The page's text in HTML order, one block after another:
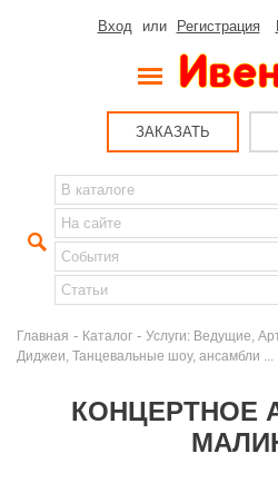
Вход или Регистрация
ЗАКАЗАТЬ
Главная - Каталог - Услуги: Ведущие,
Диджеи, Танцевальные шоу, ансамбли ...
КОНЦЕРТНОЕ